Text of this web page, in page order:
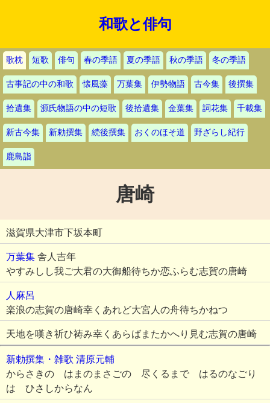
和歌と俳句
歌枕 短歌 俳句 春の季語 夏の季語 秋の季語 冬の季語
古事記の中の和歌 懐風藻 万葉集 伊勢物語 古今集 後撰集
拾遺集 源氏物語の中の短歌 後拾遺集 金葉集 詞花集 千載集
新古今集 新勅撰集 続後撰集 おくのほそ道 野ざらし紀行
鹿島詣
唐崎
滋賀県大津市下坂本町
万葉集 舎人吉年
やすみしし我ご大君の大御船待ちか恋ふらむ志賀の唐崎
人麻呂
楽浪の志賀の唐崎幸くあれど大宮人の舟待ちかねつ
天地を嘆き祈ひ祷み幸くあらばまたかへり見む志賀の唐崎
新勅撰集・雑歌 清原元輔
からさきの はまのまさごの 尽くるまで はるのなごり
は ひさしからなん